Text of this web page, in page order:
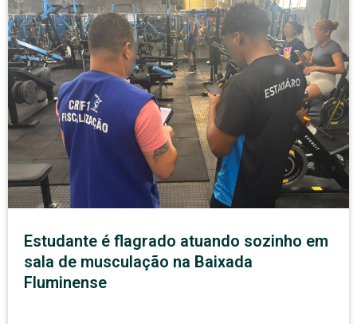
Estudante é flagrado atuando sozinho em
sala de musculação na Baixada
Fluminense